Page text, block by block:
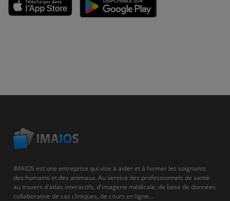
IMAIOS est une entreprise qui vise à aider et à former les soignants
des humains et des animaux. Au service des professionnels de santé
au travers d'atlas interactifs, d'imagerie médicale, de base de données
collaborative de cas cliniques, de cours en ligne...